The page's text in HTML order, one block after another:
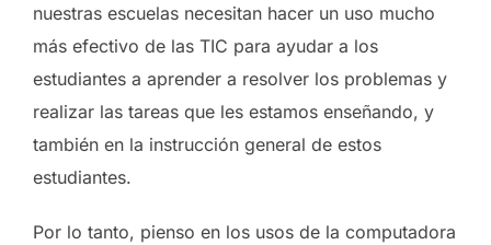
nuestras escuelas necesitan hacer un uso mucho
más efectivo de las TIC para ayudar a los
estudiantes a aprender a resolver los problemas y
realizar las tareas que les estamos enseñando, y
también en la instrucción general de estos
estudiantes.
Por lo tanto, pienso en los usos de la computadora